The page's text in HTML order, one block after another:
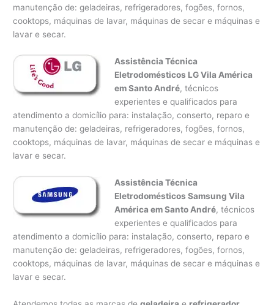
manutenção de: geladeiras, refrigeradores, fogões, fornos,
cooktops, máquinas de lavar, máquinas de secar e máquinas e
lavar e secar.
Assistência Técnica
Eletrodomésticos LG Vila América
em Santo André, técnicos
experientes e qualificados para
atendimento a domicílio para: instalação, conserto, reparo e
manutenção de: geladeiras, refrigeradores, fogões, fornos,
cooktops, máquinas de lavar, máquinas de secar e máquinas e
lavar e secar.
Assistência Técnica
Eletrodomésticos Samsung Vila
América em Santo André, técnicos
experientes e qualificados para
atendimento a domicílio para: instalação, conserto, reparo e
manutenção de: geladeiras, refrigeradores, fogões, fornos,
cooktops, máquinas de lavar, máquinas de secar e máquinas e
lavar e secar.